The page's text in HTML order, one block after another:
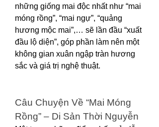
những giống mai độc nhất như “mai
móng rồng”, “mai ngự”, “quảng
hương mộc mai”,… sẽ lần đầu “xuất
đầu lộ diện”, góp phần làm nên một
không gian xuân ngập tràn hương
sắc và giá trị nghệ thuật.
Câu Chuyện Về “Mai Móng
Rồng” – Di Sản Thời Nguyễn